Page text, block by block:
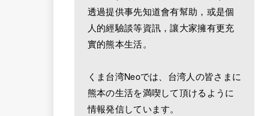
透過提供事先知道會有幫助，或是個
人的經驗談等資訊，讓大家擁有更充
實的熊本生活。
くま台湾Neoでは、台湾人の皆さまに
熊本の生活を満喫して頂けるように
情報発信しています。